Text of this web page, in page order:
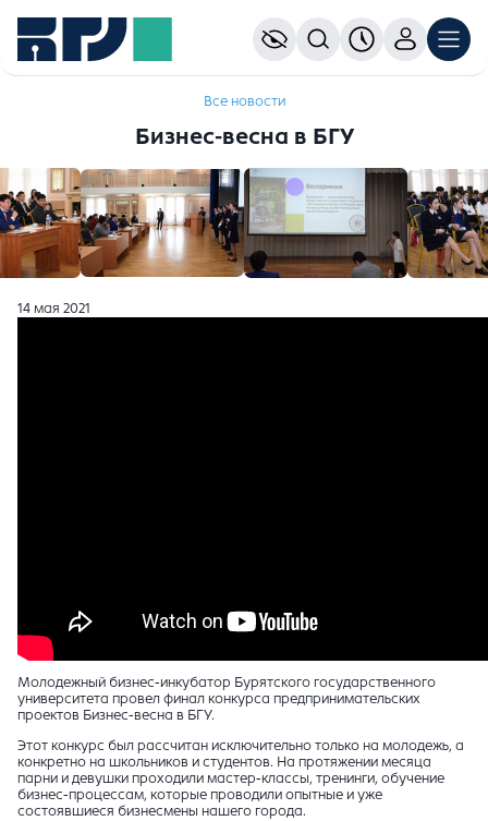
Все новости
Бизнес-весна в БГУ
14 мая 2021
Молодежный бизнес-инкубатор Бурятского государственного
университета провел финал конкурса предпринимательских
проектов Бизнес-весна в БГУ.
Этот конкурс был рассчитан исключительно только на молодежь, а
конкретно на школьников и студентов. На протяжении месяца
парни и девушки проходили мастер-классы, тренинги, обучение
бизнес-процессам, которые проводили опытные и уже
состоявшиеся бизнесмены нашего города.